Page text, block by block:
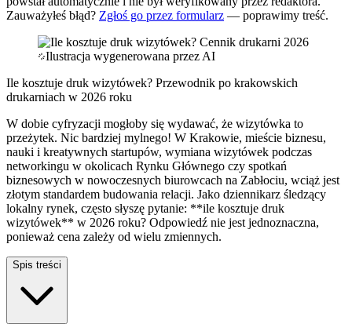
Zauważyłeś błąd? Zgłoś go przez formularz — poprawimy treść.
Ilustracja wygenerowana przez AI
Ile kosztuje druk wizytówek? Przewodnik po krakowskich
drukarniach w 2026 roku
W dobie cyfryzacji mogłoby się wydawać, że wizytówka to
przeżytek. Nic bardziej mylnego! W Krakowie, mieście biznesu,
nauki i kreatywnych startupów, wymiana wizytówek podczas
networkingu w okolicach Rynku Głównego czy spotkań
biznesowych w nowoczesnych biurowcach na Zabłociu, wciąż jest
złotym standardem budowania relacji. Jako dziennikarz śledzący
lokalny rynek, często słyszę pytanie: **ile kosztuje druk
wizytówek** w 2026 roku? Odpowiedź nie jest jednoznaczna,
ponieważ cena zależy od wielu zmiennych.
Spis treści